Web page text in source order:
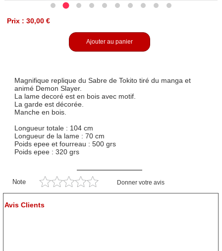
Prix : 30,00 €
Ajouter au panier
Magnifique replique du Sabre de Tokito tiré du manga et
animé Demon Slayer.
La lame decoré est en bois avec motif.
La garde est décorée.
Manche en bois.
Longueur totale : 104 cm
Longueur de la lame : 70 cm
Poids epee et fourreau : 500 grs
Poids epee : 320 grs
Note Donner votre avis
Avis Clients